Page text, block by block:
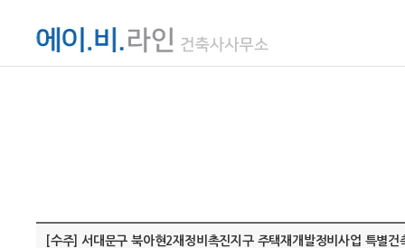
[수주] 서대문구 북아현2재정비촉진지구 주택재개발정비사업 특별건